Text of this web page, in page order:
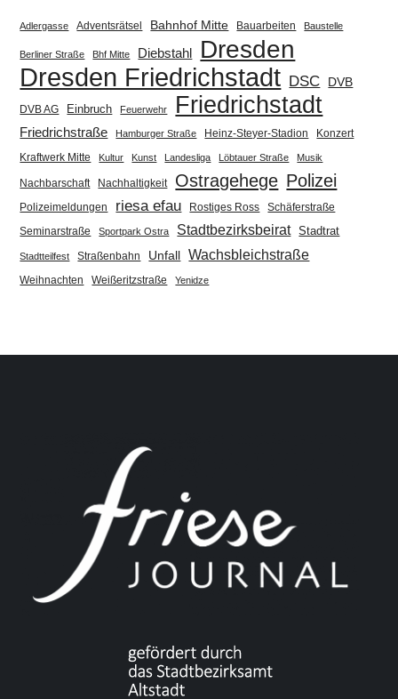
Adlergasse Adventsrätsel Bahnhof Mitte Bauarbeiten Baustelle
Berliner Straße Bhf Mitte Diebstahl Dresden
Dresden Friedrichstadt DSC DVB
DVB AG Einbruch Feuerwehr Friedrichstadt
Friedrichstraße Hamburger Straße Heinz-Steyer-Stadion
Konzert
Kraftwerk Mitte
Kultur Kunst Landesliga Löbtauer Straße Musik
Nachbarschaft Nachhaltigkeit Ostragehege Polizei
Polizeimeldungen riesa efau Rostiges Ross Schäferstraße
Seminarstraße Sportpark Ostra Stadtbezirksbeirat Stadtrat
Stadtteilfest Straßenbahn Unfall Wachsbleichstraße
Weihnachten Weißeritzstraße Yenidze